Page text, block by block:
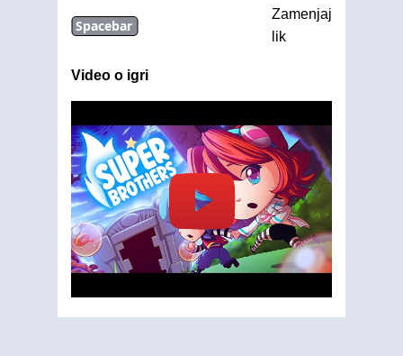
Spacebar
Zamenjaj
lik
Video o igri